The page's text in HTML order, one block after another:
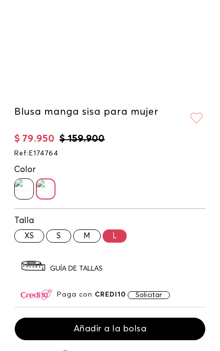
Blusa manga sisa para mujer
$ 159.900
$ 79.950
Ref : E174764
Color
Talla
XS S M L
GUÍA DE TALLAS
Paga con CREDI10 Solicitar
Añadir a la bolsa